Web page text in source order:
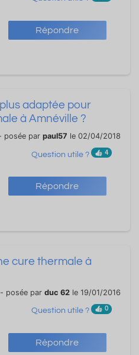
Répondre
Répondre
adaptée pour
à Amnéville ?
posée par paul57 le 02/04/2018
Question utile ? 4
Répondre
cure thermale à
- posée par duc 62 le 19/01/2016
Question utile ? 0